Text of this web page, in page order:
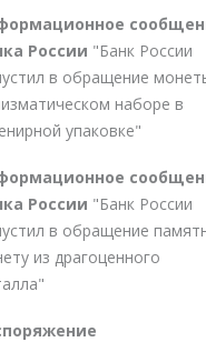
России "Банк России
в обращение
наборе в
упаковке"
России "Банк России
в обращение
из драгоценного